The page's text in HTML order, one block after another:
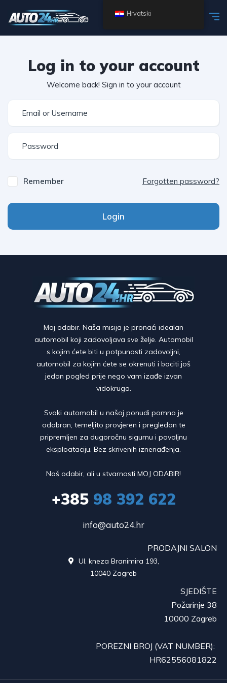
Log in to your account
Welcome back! Sign in to your account
Remember Forgotten password?
Login
Moj odabir. Naša misija je pronaći idealan
automobil koji zadovoljava sve želje. Automobil
s kojim ćete biti u potpunosti zadovoljni,
automobil za kojim ćete se okrenuti i baciti još
jedan pogled prije nego vam izađe izvan
vidokruga.
Svaki automobil u našoj ponudi pomno je
odabran, temeljito provjeren i pregledan te
pripremljen za dugoročnu sigurnu i povoljnu
eksploataciju. Bez skrivenih iznenađenja.
Naš odabir, ali u stvarnosti MOJ ODABIR!
+38598 392 622
info@auto24.hr
PRODAJNI SALON
Ul. kneza Branimira 193,
10040 Zagreb
SJEDIŠTE
Požarinje 38
10000 Zagreb
POREZNI BROJ (VAT NUMBER):
HR62556081822
Hrvatski